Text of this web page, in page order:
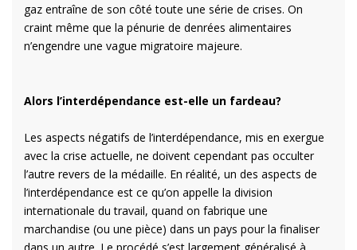
gaz entraîne de son côté toute une série de crises. On
craint même que la pénurie de denrées alimentaires
n’engendre une vague migratoire majeure.
Alors l’interdépendance est-elle un fardeau?
Les aspects négatifs de l’interdépendance, mis en exergue
avec la crise actuelle, ne doivent cependant pas occulter
l’autre revers de la médaille. En réalité, un des aspects de
l’interdépendance est ce qu’on appelle la division
internationale du travail, quand on fabrique une
marchandise (ou une pièce) dans un pays pour la finaliser